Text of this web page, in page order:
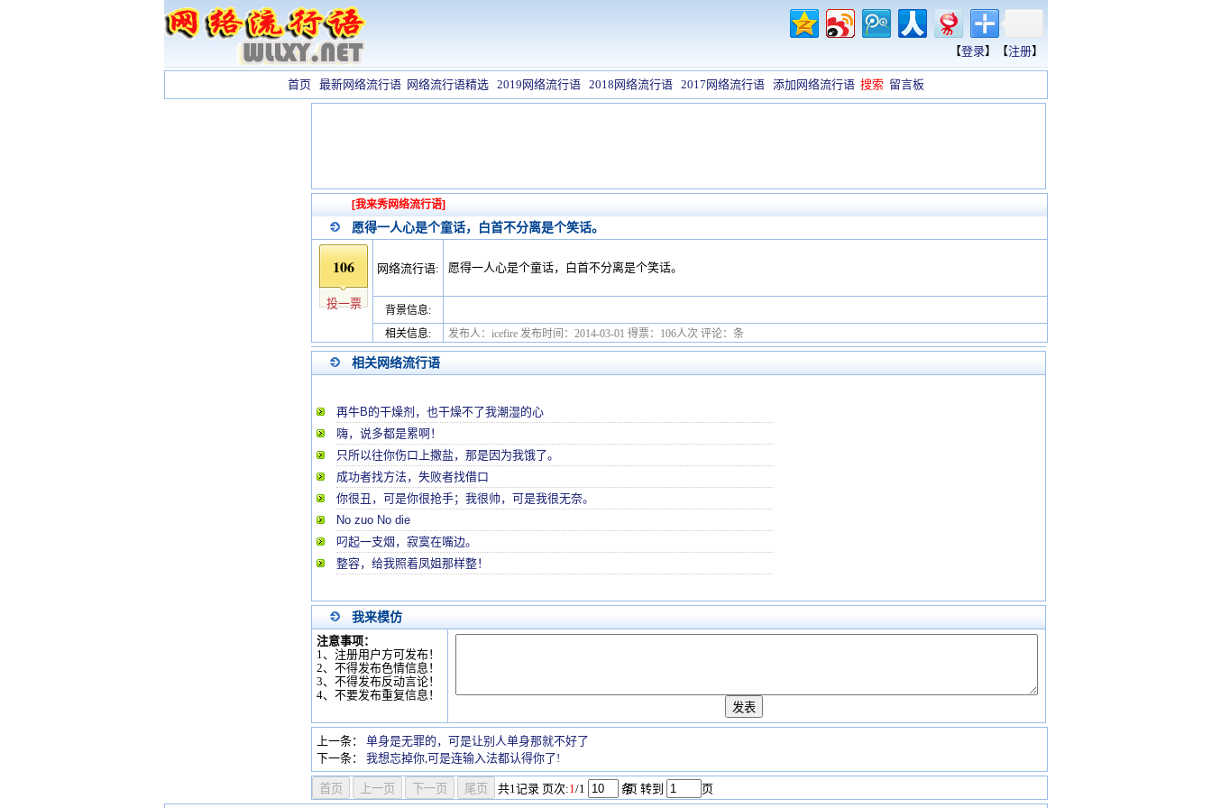
【登录】【注册】
首页 最新网络流行语 网络流行语精选 2019网络流行语 2018网络流行语 2017网络流行语 添加网络流行语 搜索 留言板
[我来秀网络流行语]
愿得一人心是个童话，白首不分离是个笑话。
106
投一票
网络流行语: 愿得一人心是个童话，白首不分离是个笑话。
背景信息:
相关信息:
发布人：icefire 发布时间：2014-03-01 得票：106人次 评论：条
相关网络流行语
再牛B的干燥剂，也干燥不了我潮湿的心
嗨，说多都是累啊！
只所以往你伤口上撒盐，那是因为我饿了。
成功者找方法，失败者找借口
你很丑，可是你很抢手；我很帅，可是我很无奈。
No zuo No die
叼起一支烟，寂寞在嘴边。
整容，给我照着凤姐那样整！
我来模仿
注意事项：
1、注册用户方可发布！
2、不得发布色情信息！
3、不得发布反动言论！
4、不要发布重复信息！
上一条：
单身是无罪的，可是让别人单身那就不好了
下一条：
我想忘掉你,可是连输入法都认得你了!
共1记录 页次:1/1 条
/页 转到 页